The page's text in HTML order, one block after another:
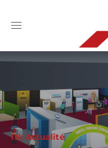
IN: Actualité